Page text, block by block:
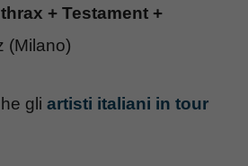
+ Testament +
(Milano)
gli artisti italiani in tour